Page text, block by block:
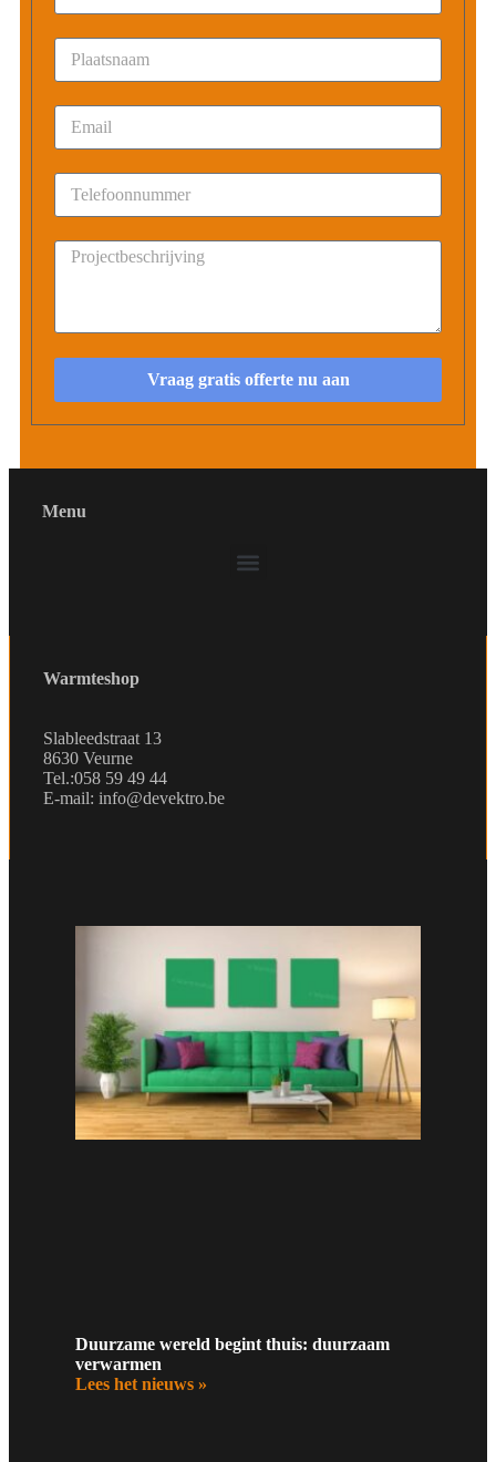
Vraag gratis offerte nu aan
Menu
Warmteshop
Slableedstraat 13
8630 Veurne
Tel.:058 59 49 44
E-mail: info@devektro.be
Duurzame wereld begint thuis: duurzaam
verwarmen
Lees het nieuws »